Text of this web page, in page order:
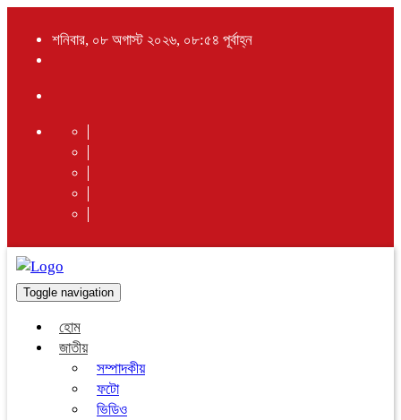
শনিবার, ০৮ অগাস্ট ২০২৬, ০৮:৫৪ পূর্বাহ্ন
Toggle navigation
হোম
জাতীয়
সম্পাদকীয়
ফটো
ভিডিও